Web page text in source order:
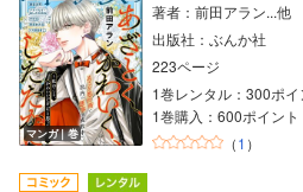
マンガ｜巻
著者：前田アラン...他
出版社：ぶんか社
223ページ
1巻レンタル：300ポイ
1巻購入：600ポイント
（1 ）